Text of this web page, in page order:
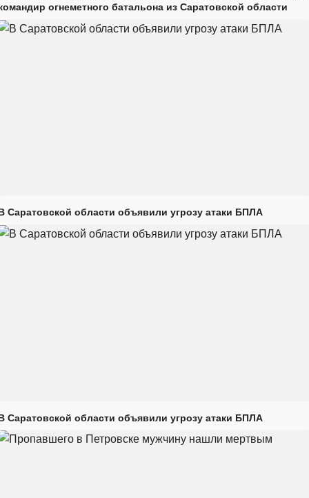
огнеметного батальона из Саратовской области
Саратовской области объявили угрозу атаки БПЛА
Саратовской области объявили угрозу атаки БПЛА